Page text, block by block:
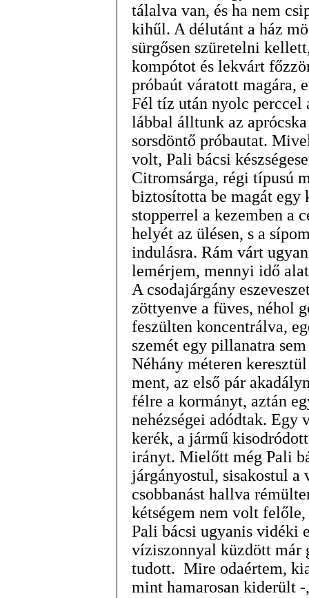
tálalva van, és ha nem
kihűl. A délutánt a ház
sürgősen szüretelni
kompótot és lekvárt
próbaút váratott magára,
Fél tíz után nyolc perccel
lábbal álltunk az
sorsdöntő próbautat.
volt, Pali bácsi
Citromsárga, régi típusú
biztosította be magát egy
stopperrel a kezemben a
helyét az ülésen, s a
indulásra. Rám várt
lemérjem, mennyi idő
A csodajárgány
zöttyenve a füves, néhol
feszülten koncentrálva,
szemét egy pillanatra
Néhány méteren
ment, az első pár
félre a kormányt, aztán
nehézségei adódtak. Egy
kerék, a jármű
irányt. Mielőtt még Pali
járgányostul, sisakostul a
csobbanást hallva
kétségem nem volt
Pali bácsi ugyanis vidéki
víziszonnyal küzdött már
tudott. Mire odaértem,
mint hamarosan kiderült